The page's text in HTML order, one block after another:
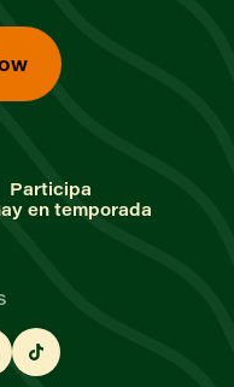
Participa
en temporada